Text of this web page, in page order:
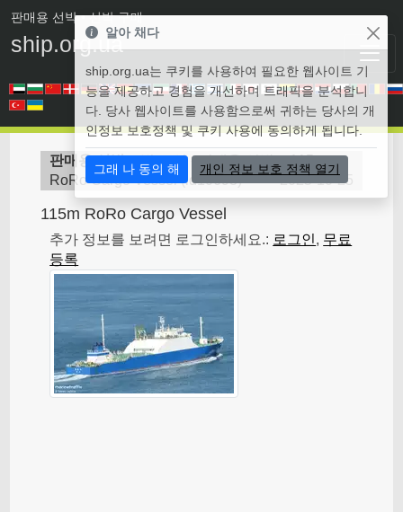
판매용 선박• 선박 구매
ship.org.ua
판매용 선박>벌크 선 - 판매용 선박>115m
RoRo Cargo Vessel(id10693) 2025-10-25
115m RoRo Cargo Vessel
추가 정보를 보려면 로그인하세요.: 로그인, 무료
등록
알아 채다
ship.org.ua는 쿠키를 사용하여 필요한 웹사이트 기
능을 제공하고 경험을 개선하며 트래픽을 분석합니
다. 당사 웹사이트를 사용함으로써 귀하는 당사의 개
인정보 보호정책 및 쿠키 사용에 동의하게 됩니다.
그래 나 동의 해 개인 정보 보호 정책 열기